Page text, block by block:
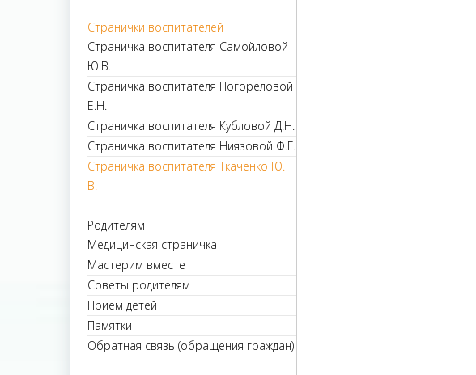
Странички воспитателей
Страничка воспитателя Самойловой
Ю.В.
Страничка воспитателя Погореловой
Е.Н.
Страничка воспитателя Кубловой Д.Н.
Страничка воспитателя Ниязовой Ф.Г.
Страничка воспитателя Ткаченко Ю.
В.
Родителям
Медицинская страничка
Мастерим вместе
Советы родителям
Прием детей
Памятки
Обратная связь (обращения граждан)